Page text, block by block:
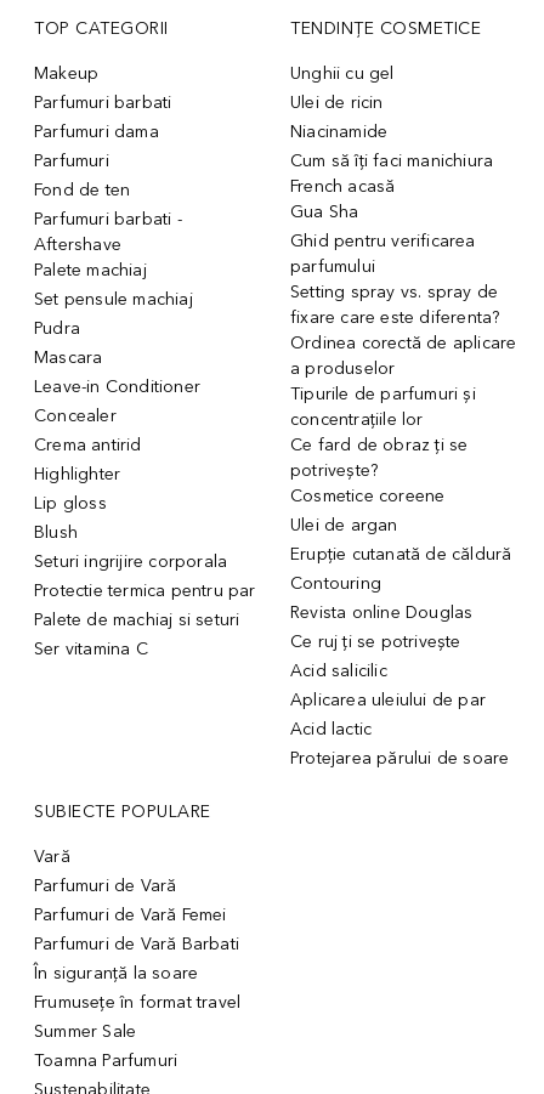
TOP CATEGORII
Makeup
Parfumuri barbati
Parfumuri dama
Parfumuri
Fond de ten
Parfumuri barbati -
Aftershave
Palete machiaj
Set pensule machiaj
Pudra
Mascara
Leave-in Conditioner
Concealer
Crema antirid
Highlighter
Lip gloss
Blush
Seturi ingrijire corporala
Protectie termica pentru par
Palete de machiaj si seturi
Ser vitamina C
TENDINȚE COSMETICE
Unghii cu gel
Ulei de ricin
Niacinamide
Cum să îți faci manichiura
French acasă
Gua Sha
Ghid pentru verificarea
parfumului
Setting spray vs. spray de
fixare care este diferenta?
Ordinea corectă de aplicare
a produselor
Tipurile de parfumuri și
concentrațiile lor
Ce fard de obraz ți se
potrivește?
Cosmetice coreene
Ulei de argan
Erupție cutanată de căldură
Contouring
Revista online Douglas
Ce ruj ți se potrivește
Acid salicilic
Aplicarea uleiului de par
Acid lactic
Protejarea părului de soare
SUBIECTE POPULARE
Vară
Parfumuri de Vară
Parfumuri de Vară Femei
Parfumuri de Vară Barbati
În siguranță la soare
Frumusețe în format travel
Summer Sale
Toamna Parfumuri
Sustenabilitate